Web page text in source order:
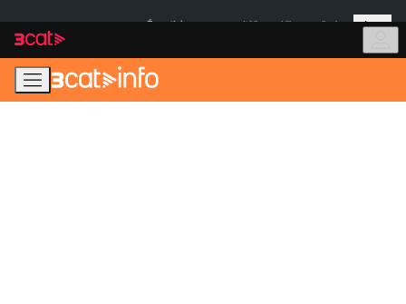
navegació
principal
contingut
Més